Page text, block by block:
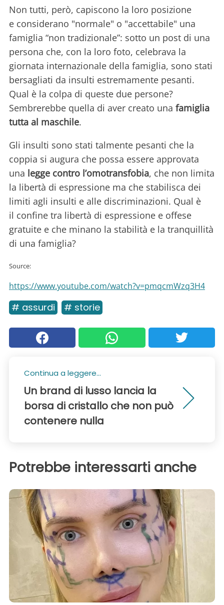
Non tutti, però, capiscono la loro posizione
e considerano "normale" o "accettabile" una
famiglia “non tradizionale”: sotto un post di una
persona che, con la loro foto, celebrava la
giornata internazionale della famiglia, sono stati
bersagliati da insulti estremamente pesanti.
Qual è la colpa di queste due persone?
Sembrerebbe quella di aver creato una famiglia
tutta al maschile.
Gli insulti sono stati talmente pesanti che la
coppia si augura che possa essere approvata
una legge contro l’omotransfobia, che non limita
la libertà di espressione ma che stabilisca dei
limiti agli insulti e alle discriminazioni. Qual è
il confine tra libertà di espressione e offese
gratuite e che minano la stabilità e la tranquillità
di una famiglia?
Source:
https://www.youtube.com/watch?v=pmqcmWzq3H4
# assurdi # storie
Continua a leggere...
Un brand di lusso lancia la
borsa di cristallo che non può
contenere nulla
Potrebbe interessarti anche